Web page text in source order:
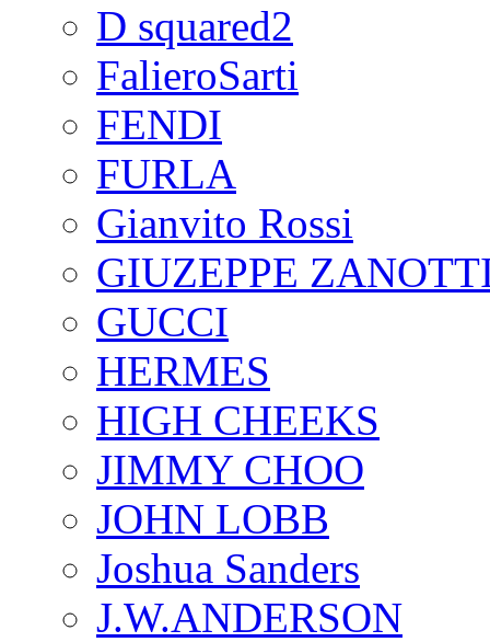
D squared2
FalieroSarti
FENDI
FURLA
Gianvito Rossi
GIUZEPPE
GUCCI
HERMES
HIGH CHEEKS
JIMMY CHOO
JOHN LOBB
Joshua Sanders
J.W.ANDERSON